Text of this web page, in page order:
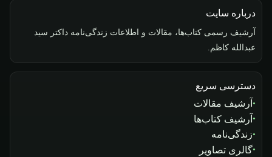
درباره سایت
آرشیف رسمی کتاب‌ها، مقالات و اطلاعات زندگی‌نامه داکتر سید
عبدالله کاظم.
دسترسی سریع
آرشیف مقالات
آرشیف کتاب‌ها
زندگی‌نامه
گالری تصاویر